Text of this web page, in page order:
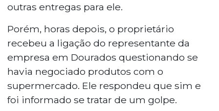
outras entregas para ele.
Porém, horas depois, o proprietário
recebeu a ligação do representante da
empresa em Dourados questionando se
havia negociado produtos com o
supermercado. Ele respondeu que sim e
foi informado se tratar de um golpe.